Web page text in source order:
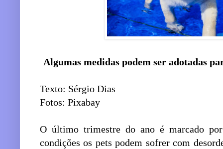
Algumas medidas podem ser adotadas
Texto: Sérgio Dias
Fotos: Pixabay
O último trimestre do ano é marcado
condições os pets podem sofrer com